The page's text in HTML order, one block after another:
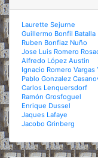
Laurette Sejurne
Guillermo Bonfil Batalla
Ruben Bonfiaz Nuño
Jose Luis Romero
Alfredo López Austin
Ignacio Romero Vargas
Pablo Gonzalez
Carlos Lenquersdorf
Ramón Grosfoguel
Enrique Dussel
Jaques Lafaye
Jacobo Grinberg